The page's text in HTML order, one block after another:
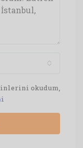
okudum,